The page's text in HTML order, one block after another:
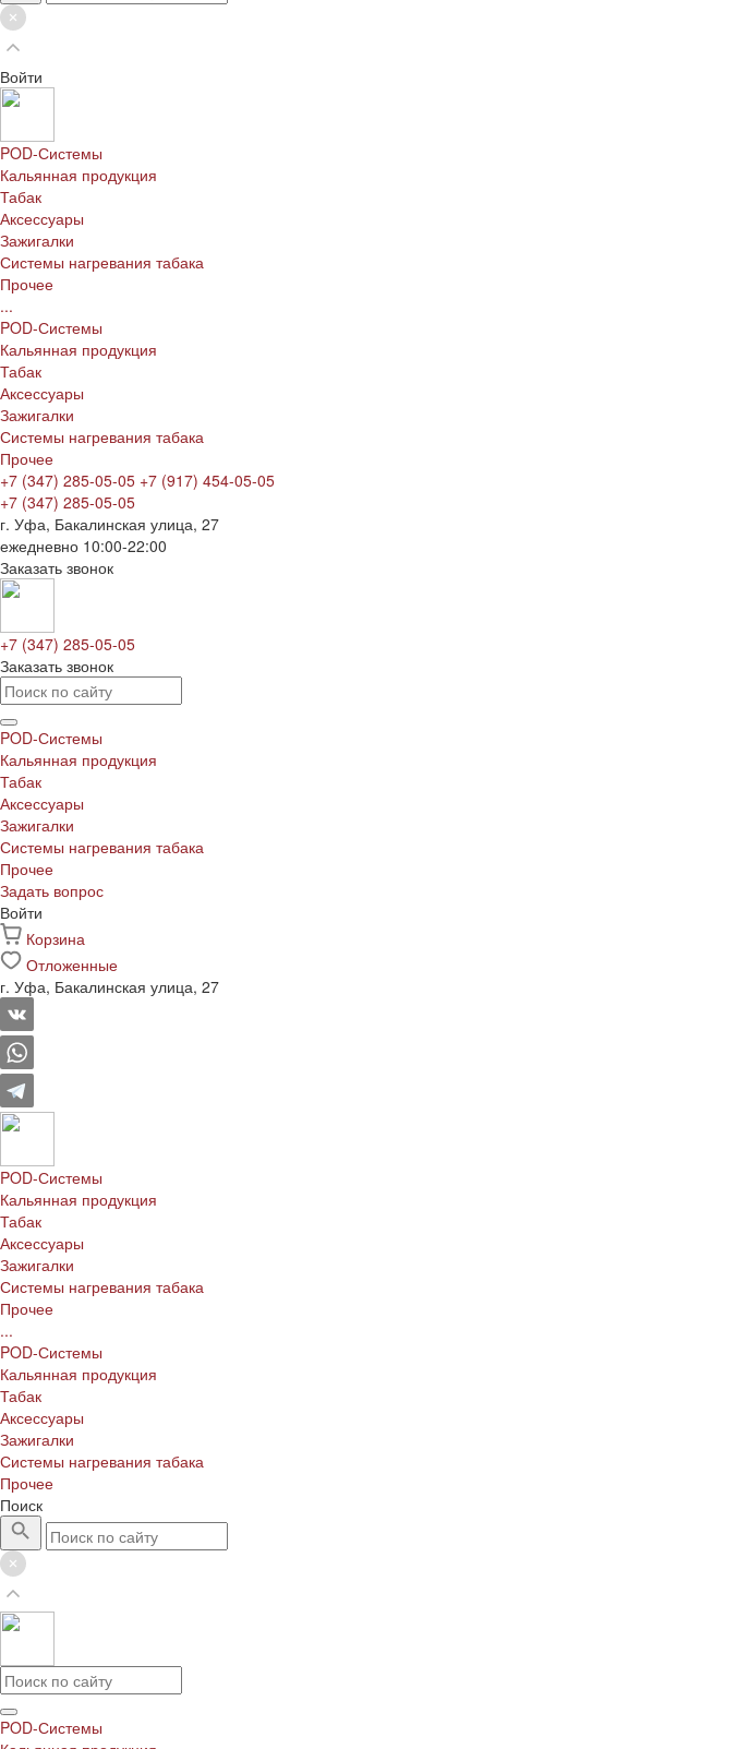
Войти
POD-Системы
Кальянная продукция
Табак
Аксессуары
Зажигалки
Системы нагревания табака
Прочее
...
POD-Системы
Кальянная продукция
Табак
Аксессуары
Зажигалки
Системы нагревания табака
Прочее
+7 (347) 285-05-05 +7 (917) 454-05-05
+7 (347) 285-05-05
г. Уфа, Бакалинская улица, 27
ежедневно 10:00-22:00
Заказать звонок
+7 (347) 285-05-05
Заказать звонок
POD-Системы
Кальянная продукция
Табак
Аксессуары
Зажигалки
Системы нагревания табака
Прочее
Задать вопрос
Войти
Корзина
Отложенные
г. Уфа, Бакалинская улица, 27
POD-Системы
Кальянная продукция
Табак
Аксессуары
Зажигалки
Системы нагревания табака
Прочее
...
POD-Системы
Кальянная продукция
Табак
Аксессуары
Зажигалки
Системы нагревания табака
Прочее
Поиск
POD-Системы